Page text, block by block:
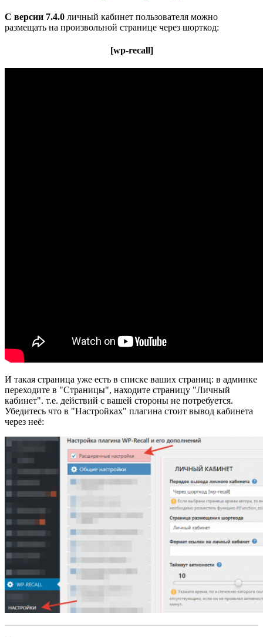
С версии 7.4.0 личный кабинет пользователя можно
размещать на произвольной странице через шорткод:
[wp-recall]
И такая страница уже есть в списке ваших страниц: в админке
переходите в "Страницы", находите страницу "Личный
кабинет". т.е. действий с вашей стороны не потребуется.
Убедитесь что в "Настройках" плагина стоит вывод кабинета
через неё: